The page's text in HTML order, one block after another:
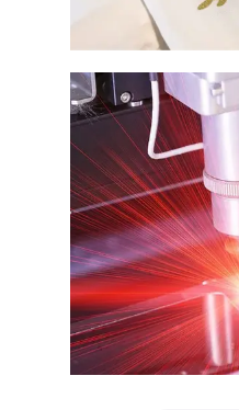
FLOCAGE & FLEX